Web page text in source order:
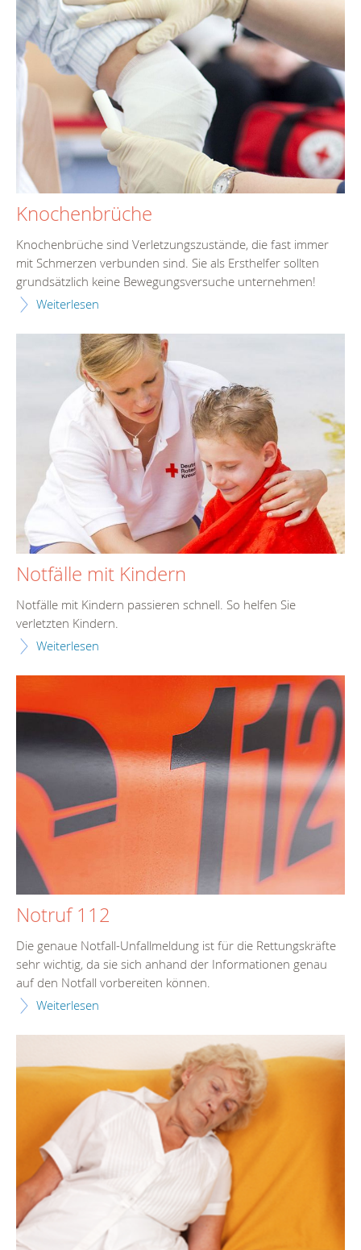
Knochenbrüche
Knochenbrüche sind Verletzungszustände, die fast immer
mit Schmerzen verbunden sind. Sie als Ersthelfer sollten
grundsätzlich keine Bewegungsversuche unternehmen!
Weiterlesen
Notfälle mit Kindern
Notfälle mit Kindern passieren schnell. So helfen Sie
verletzten Kindern.
Weiterlesen
Notruf 112
Die genaue Notfall-Unfallmeldung ist für die Rettungskräfte
sehr wichtig, da sie sich anhand der Informationen genau
auf den Notfall vorbereiten können.
Weiterlesen